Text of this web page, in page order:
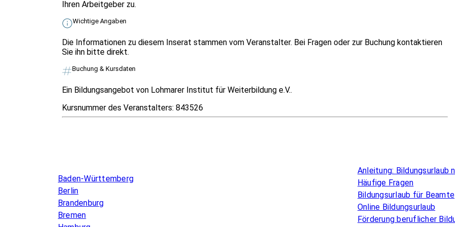
Ihren Arbeitgeber zu.
Wichtige Angaben
Die Informationen zu diesem Inserat stammen vom Veranstalter. Bei Fragen oder zur Buchung kontaktieren
Sie ihn bitte direkt.
Buchung & Kursdaten
Ein Bildungsangebot von Lohmarer Institut für Weiterbildung e.V..
Kursnummer des Veranstalters: 843526
Baden-Württemberg
Berlin
Brandenburg
Bremen
Anleitung: Bildungsurlaub
Häufige Fragen
Bildungsurlaub für Beamte
Online Bildungsurlaub
Förderung beruflicher